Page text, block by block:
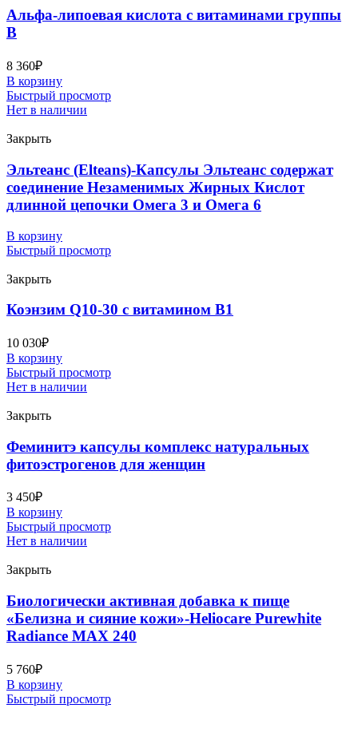
Альфа-липоевая кислота c витаминами группы
B
8 360₽
В корзину
Быстрый просмотр
Нет в наличии
Закрыть
Эльтеанс (Elteans)-Капсулы Эльтеанс содержат
соединение Незаменимых Жирных Кислот
длинной цепочки Омега 3 и Омега 6
В корзину
Быстрый просмотр
Закрыть
Коэнзим Q10-30 с витамином В1
10 030₽
В корзину
Быстрый просмотр
Нет в наличии
Закрыть
Феминитэ капсулы комплекс натуральных
фитоэстрогенов для женщин
3 450₽
В корзину
Быстрый просмотр
Нет в наличии
Закрыть
Биологически активная добавка к пище
«Белизна и сияние кожи»-Heliocare Purewhite
Radiance MAX 240
5 760₽
В корзину
Быстрый просмотр